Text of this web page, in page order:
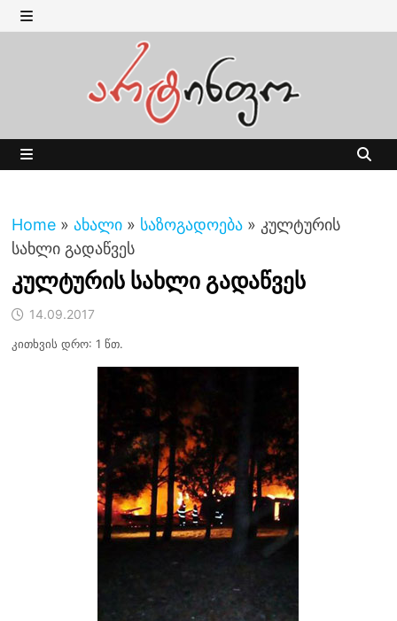
Skip
to MENU
Home » ახალი » საზოგადოება » კულტურის
სახლი გადაწვეს
კულტურის სახლი გადაწვეს
14.09.2017
კითხვის დრო: 1 წთ.